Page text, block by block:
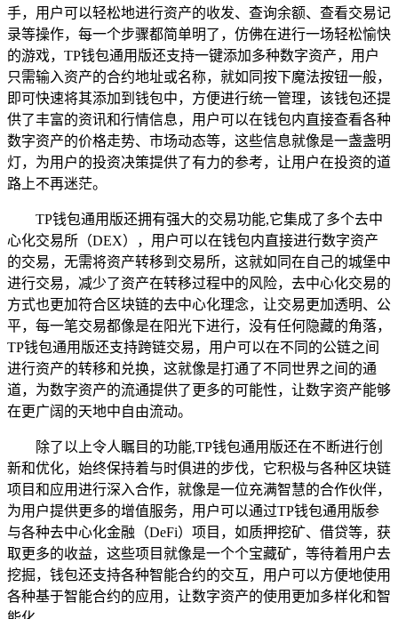
手，用户可以轻松地进行资产的收发、查询余额、查看交易记
录等操作，每一个步骤都简单明了，仿佛在进行一场轻松愉快
的游戏，TP钱包通用版还支持一键添加多种数字资产，用户
只需输入资产的合约地址或名称，就如同按下魔法按钮一般，
即可快速将其添加到钱包中，方便进行统一管理，该钱包还提
供了丰富的资讯和行情信息，用户可以在钱包内直接查看各种
数字资产的价格走势、市场动态等，这些信息就像是一盏盏明
灯，为用户的投资决策提供了有力的参考，让用户在投资的道
路上不再迷茫。
TP钱包通用版还拥有强大的交易功能,它集成了多个去中
心化交易所（DEX），用户可以在钱包内直接进行数字资产
的交易，无需将资产转移到交易所，这就如同在自己的城堡中
进行交易，减少了资产在转移过程中的风险，去中心化交易的
方式也更加符合区块链的去中心化理念，让交易更加透明、公
平，每一笔交易都像是在阳光下进行，没有任何隐藏的角落，
TP钱包通用版还支持跨链交易，用户可以在不同的公链之间
进行资产的转移和兑换，这就像是打通了不同世界之间的通
道，为数字资产的流通提供了更多的可能性，让数字资产能够
在更广阔的天地中自由流动。
除了以上令人瞩目的功能,TP钱包通用版还在不断进行创
新和优化，始终保持着与时俱进的步伐，它积极与各种区块链
项目和应用进行深入合作，就像是一位充满智慧的合作伙伴，
为用户提供更多的增值服务，用户可以通过TP钱包通用版参
与各种去中心化金融（DeFi）项目，如质押挖矿、借贷等，获
取更多的收益，这些项目就像是一个个宝藏矿，等待着用户去
挖掘，钱包还支持各种智能合约的交互，用户可以方便地使用
各种基于智能合约的应用，让数字资产的使用更加多样化和智